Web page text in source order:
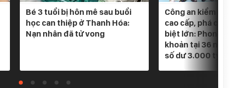
Bé 3 tuổi bị hôn mê sau buổi
học can thiệp ở Thanh Hóa:
Nạn nhân đã tử vong
Công an kiểm tra 5
cao cấp, phá
biệt lớn: Phong tỏa
khoản tại 36 ngân
số dư 3.000 tỷ